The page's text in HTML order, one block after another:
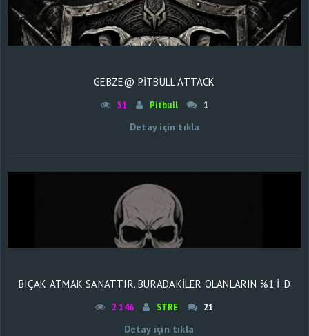
GEBZE@ PİTBULL ATTACK
51 Pitbull 1
Detay için tıkla
BIÇAK ATMAK SANATTIR. BURADAKİLER OLANLARIN %1'İ .D
2 146 STRE 21
Detay için tıkla